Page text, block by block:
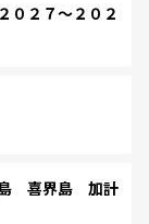
２７～２０２
喜界島 加計